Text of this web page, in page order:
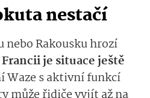
nestačí
nebo Rakousku hrozí
je situace ještě
Waze s aktivní funkcí